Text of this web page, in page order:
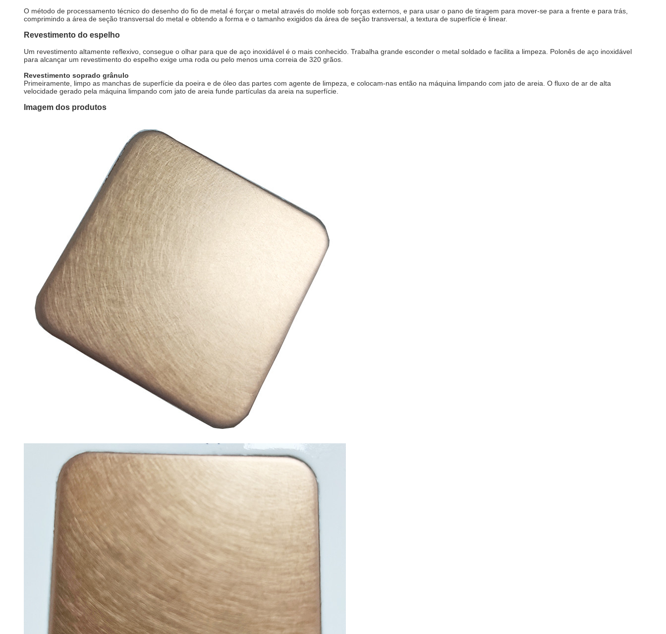
O método de processamento técnico do desenho do fio de metal é forçar o metal através do molde sob forças externos, e para usar o pano de tiragem para mover-se para a frente e para trás,
comprimindo a área de seção transversal do metal e obtendo a forma e o tamanho exigidos da área de seção transversal, a textura de superfície é linear.
Revestimento do espelho
Um revestimento altamente reflexivo, consegue o olhar para que de aço inoxidável é o mais conhecido. Trabalha grande esconder o metal soldado e facilita a limpeza. Polonês de aço inoxidável
para alcançar um revestimento do espelho exige uma roda ou pelo menos uma correia de 320 grãos.
Revestimento soprado grânulo
Primeiramente, limpo as manchas de superfície da poeira e de óleo das partes com agente de limpeza, e colocam-nas então na máquina limpando com jato de areia. O fluxo de ar de alta
velocidade gerado pela máquina limpando com jato de areia funde partículas da areia na superfície.
Imagem dos produtos